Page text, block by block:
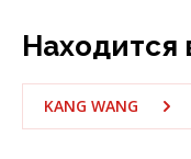
Находится
KANG WANG